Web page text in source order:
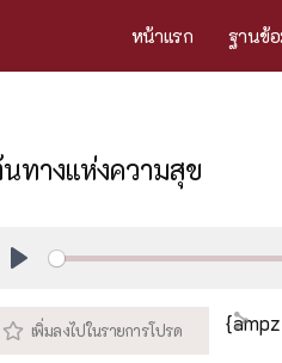
หน้าแรก ฐานข้
ทางแห่งความสุข